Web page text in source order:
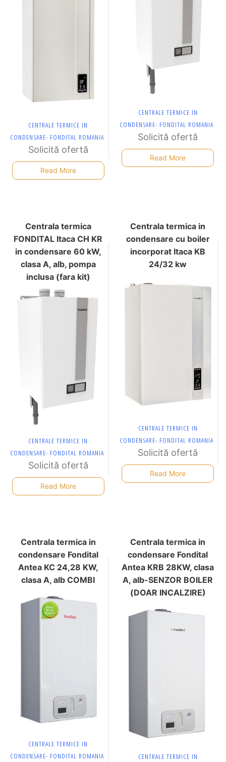
CENTRALE TERMICE IN
CONDENSARE- FONDITAL ROMANIA
Solicită ofertă
Read More
CENTRALE TERMICE IN
CONDENSARE- FONDITAL ROMANIA
Solicită ofertă
Read More
Centrala termica
FONDITAL Itaca CH KR
in condensare 60 kW,
clasa A, alb, pompa
inclusa (fara kit)
CENTRALE TERMICE IN
CONDENSARE- FONDITAL ROMANIA
Solicită ofertă
Read More
Centrala termica in
condensare cu boiler
incorporat Itaca KB
24/32 kw
CENTRALE TERMICE IN
CONDENSARE- FONDITAL ROMANIA
Solicită ofertă
Read More
Centrala termica in
condensare Fondital
Antea KC 24,28 KW,
clasa A, alb COMBI
CENTRALE TERMICE IN
CONDENSARE- FONDITAL ROMANIA
Centrala termica in
condensare Fondital
Antea KRB 28KW, clasa
A, alb-SENZOR BOILER
(DOAR INCALZIRE)
CENTRALE TERMICE IN